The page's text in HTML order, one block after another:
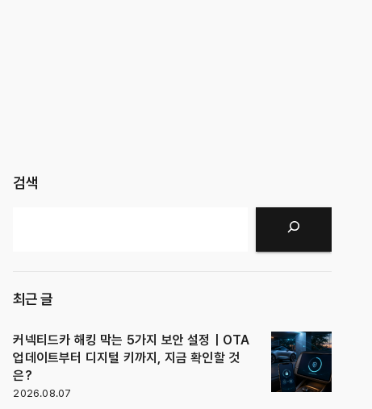
검색
최근 글
커넥티드카 해킹 막는 5가지 보안 설정｜OTA
업데이트부터 디지털 키까지, 지금 확인할 것
은?
2026.08.07